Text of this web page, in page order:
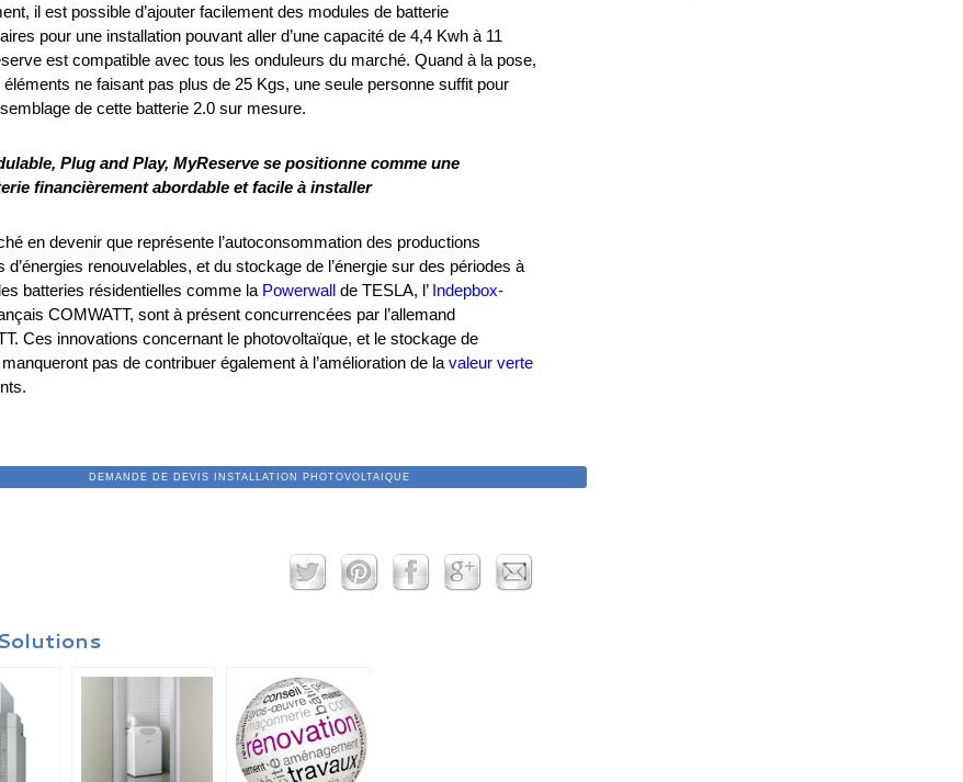
il est possible d’ajouter facilement des modules de batterie
pour une installation pouvant aller d’une capacité de 4,4 Kwh à 11
est compatible avec tous les onduleurs du marché. Quand à la pose,
ne faisant pas plus de 25 Kgs, une seule personne suffit pour
de cette batterie 2.0 sur mesure.
Plug and Play, MyReserve se positionne comme une
financièrement abordable et facile à installer
en devenir que représente l’autoconsommation des productions
d’énergies renouvelables, et du stockage de l’énergie sur des périodes à
batteries résidentielles comme la Powerwallde TESLA, l’ Indepbox-
COMWATT, sont à présent concurrencées par l’allemand
Ces innovations concernant le photovoltaïque, et le stockage de
manqueront pas de contribuer également à l’amélioration de la valeur verte
DE DEVIS INSTALLATION PHOTOVOLTAIQUE